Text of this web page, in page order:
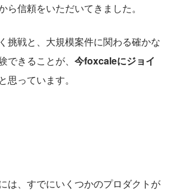
ら信頼をいただいてきました。
挑戦と、大規模案件に関わる確かな
きることが、 今foxcaleにジョイ
思っています。
は、すでにいくつかのプロダクトが